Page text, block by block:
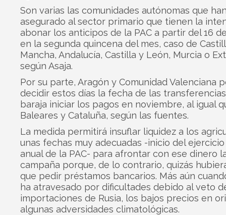
Son varias las comunidades autónomas que
asegurado al sector primario que tienen la
abonar los anticipos de la PAC a partir del 16
en la segunda quincena del mes, caso de
Mancha, Andalucía, Castilla y León, Murcia o
según Asaja.
Por su parte, Aragón y Comunidad Valenciana
decidir estos días la fecha de las
baraja iniciar los pagos en noviembre, al igual
Baleares y Cataluña, según las fuentes.
La medida permitirá insuflar liquidez a los
unas fechas muy adecuadas -inicio del
anual de la PAC- para afrontar con ese dinero
campaña porque, de lo contrario, quizás
que pedir préstamos bancarios. Más aún
ha atravesado por dificultades debido al veto
importaciones de Rusia, los bajos precios en
algunas adversidades climatológicas.